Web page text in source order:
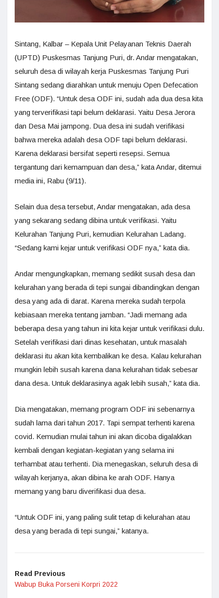
Sintang, Kalbar – Kepala Unit Pelayanan Teknis Daerah
(UPTD) Puskesmas Tanjung Puri, dr. Andar mengatakan,
seluruh desa di wilayah kerja Puskesmas Tanjung Puri
Sintang sedang diarahkan untuk menuju Open Defecation
Free (ODF). “Untuk desa ODF ini, sudah ada dua desa kita
yang terverifikasi tapi belum deklarasi. Yaitu Desa Jerora
dan Desa Mai jampong. Dua desa ini sudah verifikasi
bahwa mereka adalah desa ODF tapi belum deklarasi.
Karena deklarasi bersifat seperti resepsi. Semua
tergantung dari kemampuan dan desa,” kata Andar, ditemui
media ini, Rabu (9/11).
Selain dua desa tersebut, Andar mengatakan, ada desa
yang sekarang sedang dibina untuk verifikasi. Yaitu
Kelurahan Tanjung Puri, kemudian Kelurahan Ladang.
“Sedang kami kejar untuk verifikasi ODF nya,” kata dia.
Andar mengungkapkan, memang sedikit susah desa dan
kelurahan yang berada di tepi sungai dibandingkan dengan
desa yang ada di darat. Karena mereka sudah terpola
kebiasaan mereka tentang jamban. “Jadi memang ada
beberapa desa yang tahun ini kita kejar untuk verifikasi dulu.
Setelah verifikasi dari dinas kesehatan, untuk masalah
deklarasi itu akan kita kembalikan ke desa. Kalau kelurahan
mungkin lebih susah karena dana kelurahan tidak sebesar
dana desa. Untuk deklarasinya agak lebih susah,” kata dia.
Dia mengatakan, memang program ODF ini sebenarnya
sudah lama dari tahun 2017. Tapi sempat terhenti karena
covid. Kemudian mulai tahun ini akan dicoba digalakkan
kembali dengan kegiatan-kegiatan yang selama ini
terhambat atau terhenti. Dia menegaskan, seluruh desa di
wilayah kerjanya, akan dibina ke arah ODF. Hanya
memang yang baru diverifikasi dua desa.
“Untuk ODF ini, yang paling sulit tetap di kelurahan atau
desa yang berada di tepi sungai,” katanya.
Read Previous
Wabup Buka Porseni Korpri 2022